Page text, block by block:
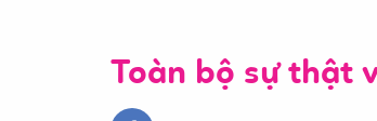
Toàn bộ sự thật